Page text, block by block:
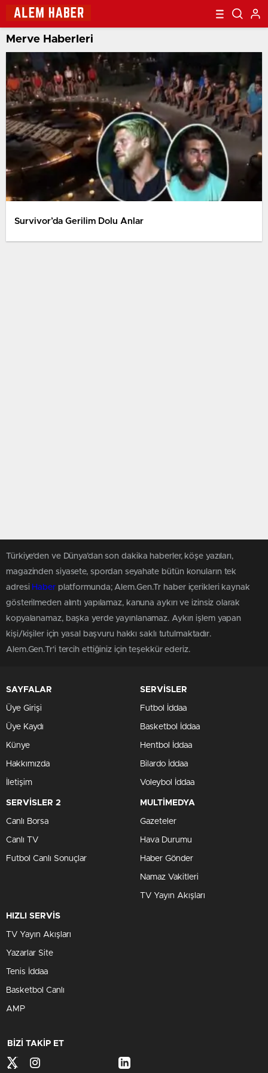
Merve Haberleri
Survivor’da Gerilim Dolu Anlar
Türkiye'den ve Dünya’dan son dakika haberler, köşe yazıları,
magazinden siyasete, spordan seyahate bütün konuların tek
adresi Haberplatformunda; Alem.Gen.Tr haber içerikleri kaynak
gösterilmeden alıntı yapılamaz, kanuna aykırı ve izinsiz olarak
kopyalanamaz, başka yerde yayınlanamaz. Aykırı işlem yapan
kişi/kişiler için yasal başvuru hakkı saklı tutulmaktadır.
Alem.Gen.Tr'i tercih ettiğiniz için teşekkür ederiz.
SAYFALAR
Üye Girişi
Üye Kaydı
Künye
Hakkımızda
İletişim
SERVİSLER
Futbol İddaa
Basketbol İddaa
Hentbol İddaa
Bilardo İddaa
Voleybol İddaa
SERVİSLER 2
Canlı Borsa
Canlı TV
Futbol Canlı Sonuçlar
MULTİMEDYA
Gazeteler
Hava Durumu
Haber Gönder
Namaz Vakitleri
TV Yayın Akışları
HIZLI SERVİS
TV Yayın Akışları
Yazarlar Site
Tenis İddaa
Basketbol Canlı
AMP
BİZİ TAKİP ET